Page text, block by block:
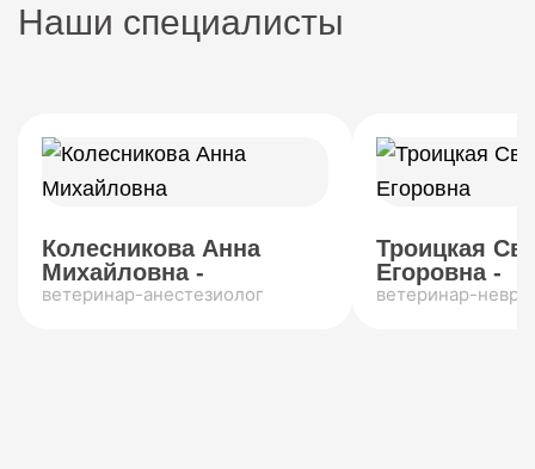
Наши специалисты
Колесникова Анна
Михайловна -
ветеринар-анестезиолог
Троицкая
Егоровна -
ветеринар-